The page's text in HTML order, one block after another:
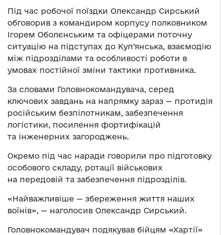
Під час робочої поїздки Олександр Сирський
обговорив з командиром корпусу полковником
Ігорем Оболєнським та офіцерами поточну
ситуацію на підступах до Куп’янська, взаємодію
між підрозділами та особливості роботи в
умовах постійної зміни тактики противника.
За словами Головнокомандувача, серед
ключових завдань на напрямку зараз — протидія
російським безпілотникам, забезпечення
логістики, посилення фортифікацій
та інженерних загороджень.
Окремо під час наради говорили про підготовку
особового складу, ротації військових
на передовій та забезпечення підрозділів.
«Найважливіше — збереження життя наших
воїнів», — наголосив Олександр Сирський.
Головнокомандувач подякував бійцям «Хартії»